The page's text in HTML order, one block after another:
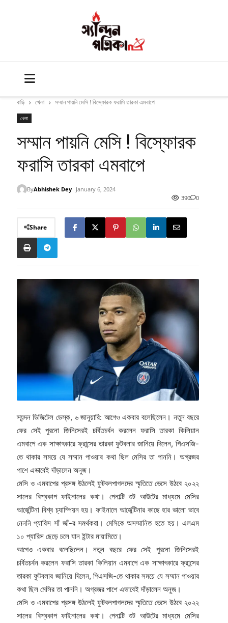
বাড়ি খেলা সম্মান পায়নি মেসি ! বিস্ফোরক ফরাসি তারকা এমবাপে
খেলা
সম্মান পায়নি মেসি ! বিস্ফোরক
ফরাসি তারকা এমবাপে
ByAbhishek Dey
January 6, 2024
390
0
Share
স্যন্দন ডিজিটেল ডেস্ক,‌ ৬ জানুয়ারি: আগেও একবার বলেছিলেন। নতুন বছরে
ফের সেই পুরনো জিনিসেরই চর্বিতচর্বন করলেন ফরাসি তারকা কিলিয়ান
এমবাপে এক সাক্ষাৎকারে ফ্রান্সের তারকা ফুটবলার জানিয়ে দিলেন, পিএসজি-
তে থাকার সময়ে যে সম্মান পাওয়ার কথা ছিল মেসির তা পাননি। অগ্রজর
পাশে এভাবেই দাঁড়ালেন অনুজ।
মেসি ও এমবাপের প্রসঙ্গ উঠলেই ফুটবলপাগলদের স্মৃতিতে ভেসে উঠবে ২০২২
সালের বিশ্বকাপ ফাইনালের কথা। পেনাল্টি শুট আউটের মাধ্যমে মেসির
আর্জেন্টিনা বিশ্ব চ্যাম্পিয়ন হয়। ফাইনালে আর্জেন্টিনার কাছে হার ভালো ভাবে
নেননি প্যারিস সাঁ জাঁ-র সমর্থকরা। মেসিকে অসম্মানিত হতে হয়। এলএম
১০ প্যারিস ছেড়ে চলে যান ইন্টার মায়ামিতে।
আগেও একবার বলেছিলেন। নতুন বছরে ফের সেই পুরনো জিনিসেরই
চর্বিতচর্বন করলেন ফরাসি তারকা কিলিয়ান এমবাপে এক সাক্ষাৎকারে ফ্রান্সের
তারকা ফুটবলার জানিয়ে দিলেন, পিএসজি-তে থাকার সময়ে যে সম্মান পাওয়ার
কথা ছিল মেসির তা পাননি। অগ্রজর পাশে এভাবেই দাঁড়ালেন অনুজ।
মেসি ও এমবাপের প্রসঙ্গ উঠলেই ফুটবলপাগলদের স্মৃতিতে ভেসে উঠবে ২০২২
সালের বিশ্বকাপ ফাইনালের কথা। পেনাল্টি শুট আউটের মাধ্যমে মেসির